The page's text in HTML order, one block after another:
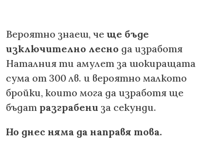
Вероятно знаеш, че ще бъде
изключително лесно да изработя
Наталния ти амулет за шокиращата
сума от 300 лв. и вероятно малкото
бройки, които мога да изработя ще
бъдат разграбени за секунди.
Но днес няма да направя това.